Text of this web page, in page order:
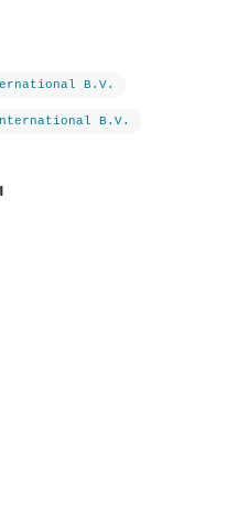
B.V.
International B.V.